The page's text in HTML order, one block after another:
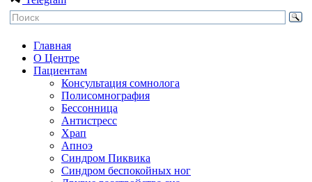
Главная
О Центре
Пациентам
Консультация сомнолога
Полисомнография
Бессонница
Антистресс
Храп
Апноэ
Синдром Пиквика
Синдром беспокойных ног